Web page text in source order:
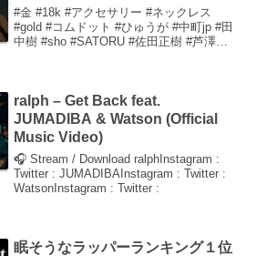
#金 #18k #アクセサリー #ネックレス
#gold #コムドット #ひゅうが #中町jp #田
中樹 #sho #SATORU #佐田正樹 #芦澤竜
ralph – Get Back feat.
JUMADIBA & Watson (Official
Music Video)
🎧 Stream / Download ralphInstagram :
Twitter : JUMADIBAInstagram : Twitter :
WatsonInstagram : Twitter :
眠そうなラッパーランキング１位